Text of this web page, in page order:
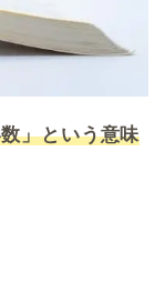
」という意味